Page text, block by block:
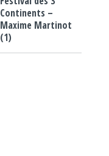
Continents –
Maxime Martinot
(1)